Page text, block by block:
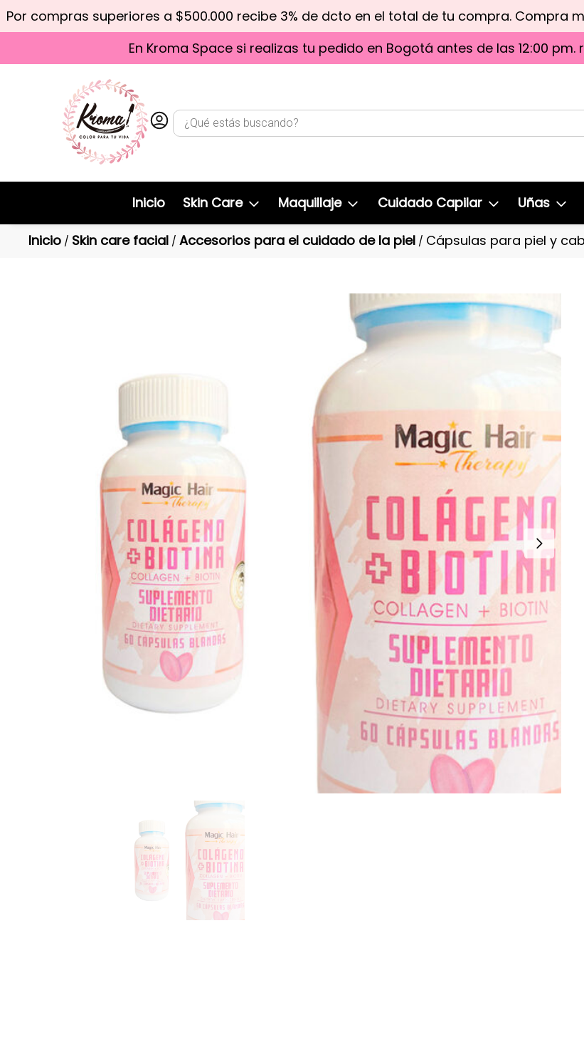
Por compras superiores a $500.000 recibe 3% de dcto en el total de tu compra. Compra
En Kroma Space si realizas tu pedido en Bogotá antes de las 12:00 pm.
Inicio Skin Care Maquillaje Cuidado Capilar Uñas
Inicio / Skin care facial / Accesorios para el cuidado de la piel / Cápsulas para piel y